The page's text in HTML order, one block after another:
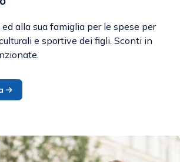
ed alla sua famiglia per le spese per
e sportive dei figli. Sconti in